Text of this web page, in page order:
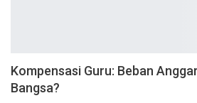
Kompensasi Guru: Beban
Bangsa?